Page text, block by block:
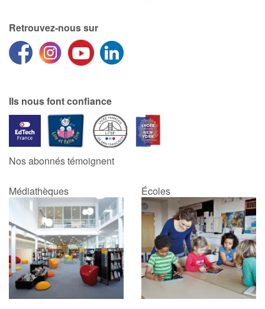
Retrouvez-nous sur
Ils nous font confiance
Nos abonnés témoignent
Médiathèques Écoles